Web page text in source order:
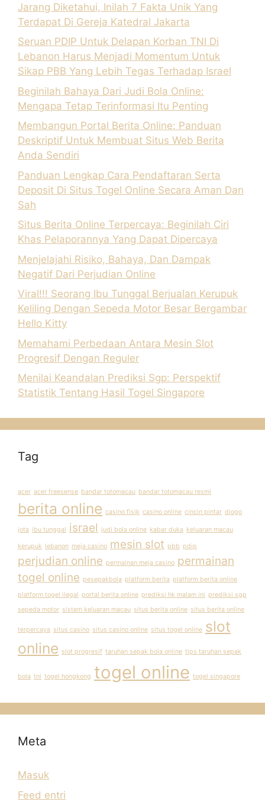
Jarang Diketahui, Inilah 7 Fakta Unik Yang
Terdapat Di Gereja Katedral Jakarta
Seruan PDIP Untuk Delapan Korban TNI Di
Lebanon Harus Menjadi Momentum Untuk
Sikap PBB Yang Lebih Tegas Terhadap Israel
Beginilah Bahaya Dari Judi Bola Online:
Mengapa Tetap Terinformasi Itu Penting
Membangun Portal Berita Online: Panduan
Deskriptif Untuk Membuat Situs Web Berita
Anda Sendiri
Panduan Lengkap Cara Pendaftaran Serta
Deposit Di Situs Togel Online Secara Aman Dan
Sah
Situs Berita Online Terpercaya: Beginilah Ciri
Khas Pelaporannya Yang Dapat Dipercaya
Menjelajahi Risiko, Bahaya, Dan Dampak
Negatif Dari Perjudian Online
Viral!!! Seorang Ibu Tunggal Berjualan Kerupuk
Keliling Dengan Sepeda Motor Besar Bergambar
Hello Kitty
Memahami Perbedaan Antara Mesin Slot
Progresif Dengan Reguler
Menilai Keandalan Prediksi Sgp: Perspektif
Statistik Tentang Hasil Togel Singapore
Tag
acer acer freesense bandar totomacau bandar totomacau resmi
berita online casino fisik casino online cincin pintar diogo
jota ibu tunggal israel judi bola online kabar duka keluaran macau
kerupuk lebanon meja casino mesin slot pbb pdip
perjudian online permainan meja casino permainan
togel online pesepakbola platform berita platform berita online
platform togel ilegal
portal berita online prediksi hk malam ini prediksi sgp
sepeda motor sistem keluaran macau situs berita online situs berita online
terpercaya situs casino situs casino online situs togel online slot
online slot progresif taruhan sepak bola online tips taruhan sepak
bola tni togel hongkong togel online togel singapore
Meta
Masuk
Feed entri